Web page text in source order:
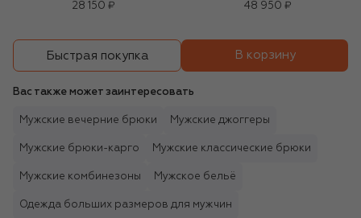
28 150 ₽
48 950 ₽
Быстрая покупка В корзину
Вас также может заинтересовать
Мужские вечерние брюки Мужские джоггеры
Мужские брюки-карго Мужские классические брюки
Мужские комбинезоны Мужское бельё
Одежда больших размеров для мужчин